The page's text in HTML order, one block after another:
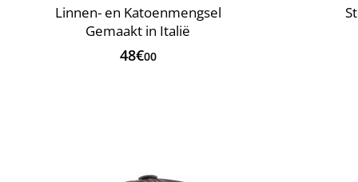
Linnen- en Katoenmengsel
Gemaakt in Italië
48€00